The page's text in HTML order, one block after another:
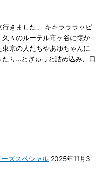
きました。 キキラララッピ
々のルーテル市ヶ谷に懐か
京の人たちやあゆちゃんに
り…とぎゅっと詰め込み、日
ズスペシャル 2025年11月3